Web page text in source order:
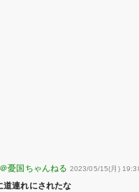
2023/05/15(月)
道連れにされたな